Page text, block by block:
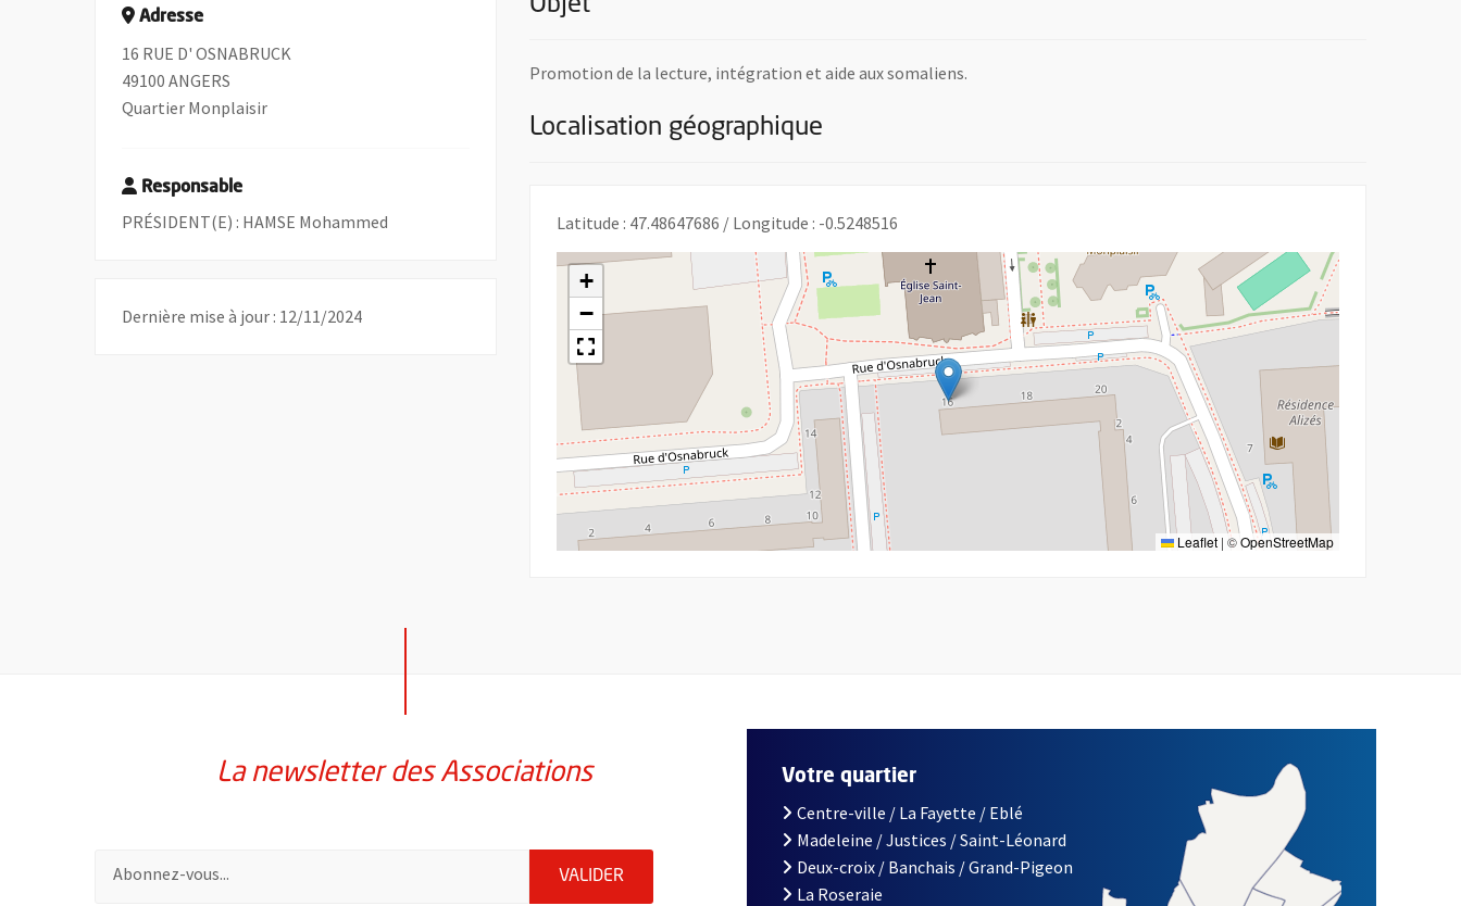
Objet
Promotion de la lecture, intégration et aide aux somaliens.
Localisation géographique
Latitude : 47.48647686 / Longitude : -0.5248516
+
−
Leaflet | ©OpenStreetMap
Adresse
16 RUE D' OSNABRUCK
49100 ANGERS
Quartier Monplaisir
Responsable
PRÉSIDENT(E) : HAMSE Mohammed
Dernière mise à jour : 12/11/2024
La newsletter des Associations
Pour vous inscrire à la lettre d'information des associations de la ville d'Angers, indiquez votre email (champ obligatoire)
VALIDER ENVOYER MA DEMANDE D'INSCRIPTION À LA LETTRE D'INFORMATION DES ASSOCIATIONS DE LA VILLE
Votre quartier
Centre-ville / La Fayette / Eblé
Madeleine / Justices / Saint-Léonard
Deux-croix / Banchais / Grand-Pigeon
La Roseraie